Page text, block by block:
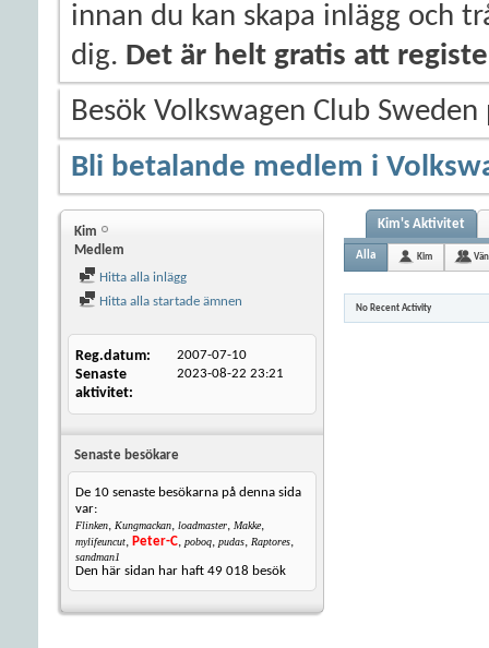
innan du kan skapa inlägg och
dig. Det är helt gratis att
Besök Volkswagen Club
Bli betalande medlem i
Kim
Medlem
Hitta alla inlägg
Hitta alla startade ämnen
Reg.datum 2007-07-10
Senaste
aktivitet
2023-08-22 23:21
Senaste besökare
De 10 senaste besökarna på denna sida
var:
Flinken, Kungmackan, loadmaster, Makke,
mylifeuncut, Peter-C, poboq, pudas, Raptores,
sandman1
Den här sidan har haft 49 018 besök
Kim's Aktivitet
Alla Kim
No Recent Activity